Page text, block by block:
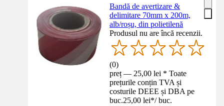
Bandă de avertizare &
delimitare 70mm x 200m,
alb/roșu, din polietilenă
Produsul nu are încă recenzii.
(0)
preț — 25,00 lei * Toate
prețurile conțin TVA și
costurile DEEE și DBA pe
buc.25,00 lei*/ buc.